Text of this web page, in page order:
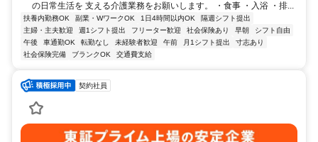
の日常生活を 支える介護業務をお願いします。 ・食事 ・入浴 ・排...
扶養内勤務OK 副業・WワークOK 1日4時間以内OK
隔週シフト提出
主婦・主夫歓迎
週1シフト提出 フリーター歓迎 社会保険あり 早朝
シフト自由
午後
車通勤OK 転勤なし 未経験者歓迎 午前 月1シフト提出
寸志あり
社会保険完備
ブランクOK 交通費支給
契約社員